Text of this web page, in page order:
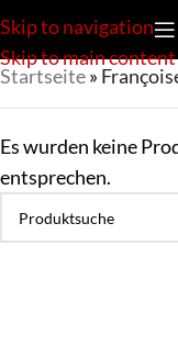
Skip to navigation
Skip to main content
Startseite»
Es wurden keine
entsprechen.